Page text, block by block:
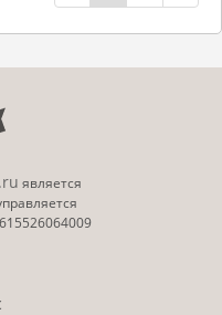
является